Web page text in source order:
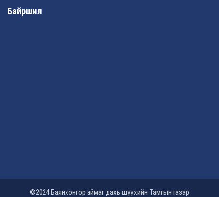
Байршил
©2024 Баянхонгор аймаг дахь шүүхийн Тамгын газар